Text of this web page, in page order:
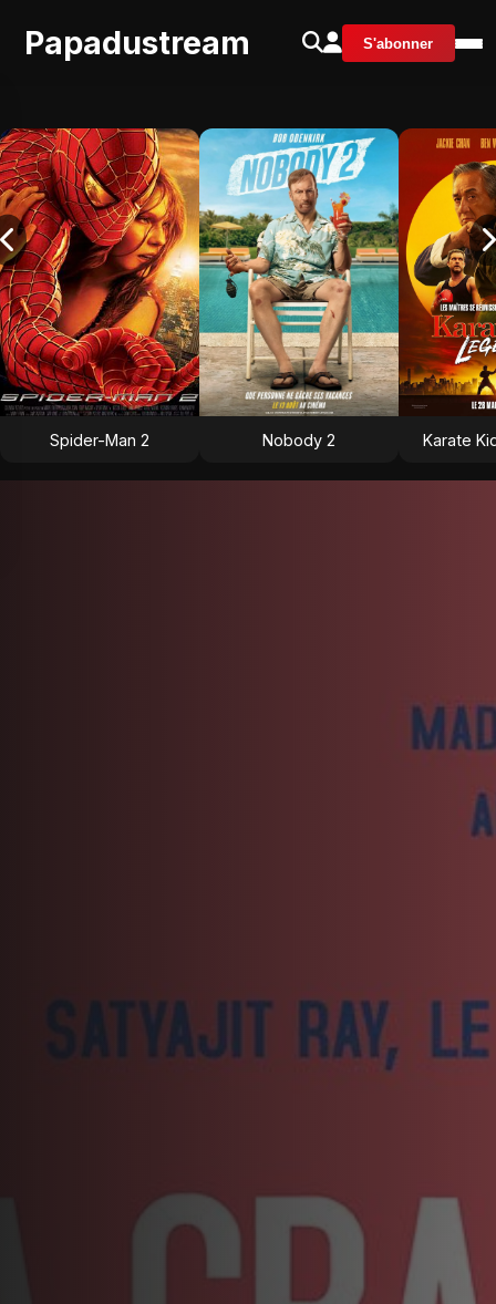
Papadustream S'abonner
Spider-Man 2 Nobody 2 Karate